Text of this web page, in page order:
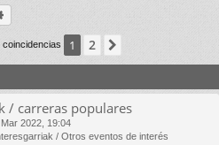
1 2
/ carreras populares
2022, 19:04
/ Otros eventos de interés